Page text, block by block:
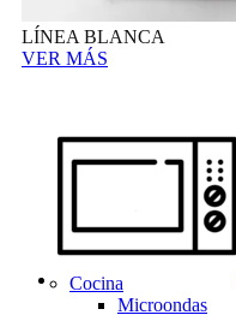
LÍNEA BLANCA
VER MÁS
Cocina
Microondas